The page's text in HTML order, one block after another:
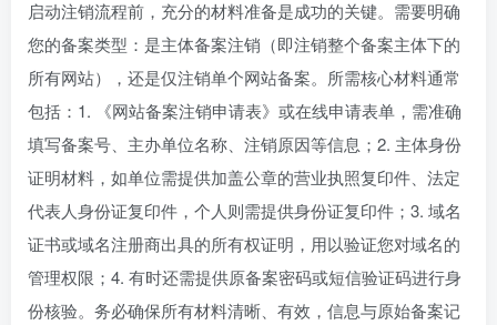
您的备案类型：是主体备案注销（即注销整个备案主体下的
所有网站），还是仅注销单个网站备案。所需核心材料通常
包括：1. 《网站备案注销申请表》或在线申请表单，需准确
填写备案号、主办单位名称、注销原因等信息；2. 主体身份
证明材料，如单位需提供加盖公章的营业执照复印件、法定
代表人身份证复印件，个人则需提供身份证复印件；3. 域名
证书或域名注册商出具的所有权证明，用以验证您对域名的
管理权限；4. 有时还需提供原备案密码或短信验证码进行身
份核验。务必确保所有材料清晰、有效，信息与原始备案记